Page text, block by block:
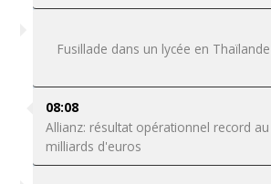
Fusillade dans un lycée en
08:08
Allianz: résultat opérationnel record
milliards d'euros